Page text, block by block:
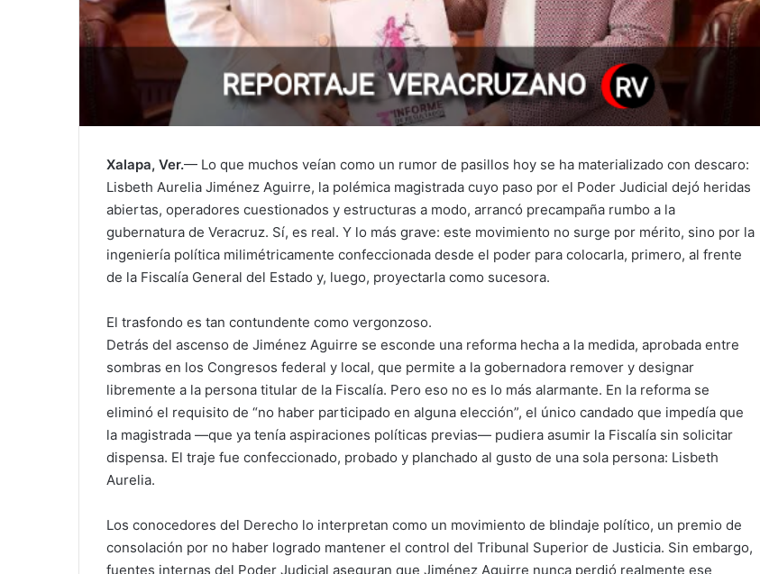
Xalapa, Ver.— Lo que muchos veían como un rumor de pasillos hoy se ha materializado con descaro:
Lisbeth Aurelia Jiménez Aguirre, la polémica magistrada cuyo paso por el Poder Judicial dejó heridas
abiertas, operadores cuestionados y estructuras a modo, arrancó precampaña rumbo a la
gubernatura de Veracruz. Sí, es real. Y lo más grave: este movimiento no surge por mérito, sino por la
ingeniería política milimétricamente confeccionada desde el poder para colocarla, primero, al frente
de la Fiscalía General del Estado y, luego, proyectarla como sucesora.
El trasfondo es tan contundente como vergonzoso.
Detrás del ascenso de Jiménez Aguirre se esconde una reforma hecha a la medida, aprobada entre
sombras en los Congresos federal y local, que permite a la gobernadora remover y designar
libremente a la persona titular de la Fiscalía. Pero eso no es lo más alarmante. En la reforma se
eliminó el requisito de “no haber participado en alguna elección”, el único candado que impedía que
la magistrada —que ya tenía aspiraciones políticas previas— pudiera asumir la Fiscalía sin solicitar
dispensa. El traje fue confeccionado, probado y planchado al gusto de una sola persona: Lisbeth
Aurelia.
Los conocedores del Derecho lo interpretan como un movimiento de blindaje político, un premio de
consolación por no haber logrado mantener el control del Tribunal Superior de Justicia. Sin embargo,
fuentes internas del Poder Judicial aseguran que Jiménez Aguirre nunca perdió realmente ese